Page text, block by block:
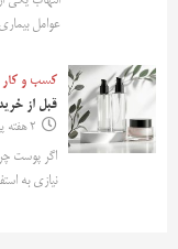
عوامل
کسب و کار
قبل از
2 هفته پیش
اگر پوست
نیازی به